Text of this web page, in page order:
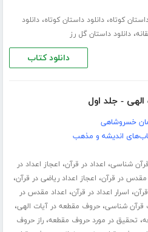
کوتاه،دانلود داستان کوتاه،دانلود
،دانلود داستان گل رز
دانلود کتاب
الهی - جلد اول
خسروشاهی
اندیشه و مذهب
قرآن شناسی، اعداد در قرآن، اعجاز اعداد در
مقدس در قرآن، اعجاز اعداد ریاضی در قرآن،
، اسرار اعداد در قرآن، اعداد مقدس در
قرآن شناسی،حروف مقطعه در آیات الهی،
، تحقیق در مورد حروف مقطعه،راز حروف